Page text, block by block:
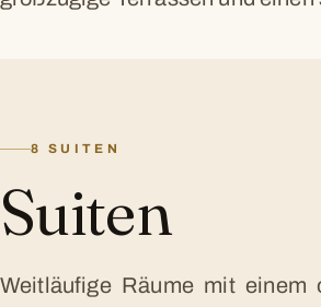
8 SUITEN
Suiten
Weitläufige Räume mit einem